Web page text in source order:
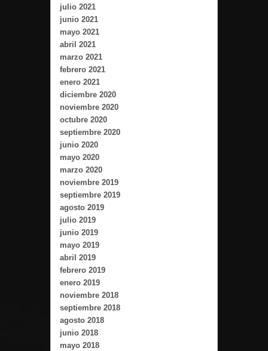
julio 2021
junio 2021
mayo 2021
abril 2021
marzo 2021
febrero 2021
enero 2021
diciembre 2020
noviembre 2020
octubre 2020
septiembre 2020
junio 2020
mayo 2020
marzo 2020
noviembre 2019
septiembre 2019
agosto 2019
julio 2019
junio 2019
mayo 2019
abril 2019
febrero 2019
enero 2019
noviembre 2018
septiembre 2018
agosto 2018
junio 2018
mayo 2018